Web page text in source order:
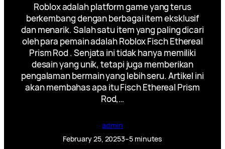
Roblox adalah platform game yang terus
berkembang dengan berbagai item eksklusif
dan menarik. Salah satu item yang paling dicari
oleh para pemain adalah Roblox Fisch Ethereal
Prism Rod . Senjata ini tidak hanya memiliki
desain yang unik, tetapi juga memberikan
pengalaman bermain yang lebih seru. Artikel ini
akan membahas apa itu Fisch Ethereal Prism
Rod,…
admin
February 25, 20253–5 minutes